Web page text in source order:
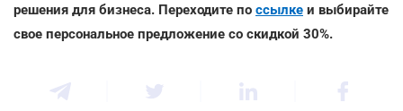
решения для бизнеса. Переходите по ссылке и выбирайте
свое персональное предложение со скидкой 30%.